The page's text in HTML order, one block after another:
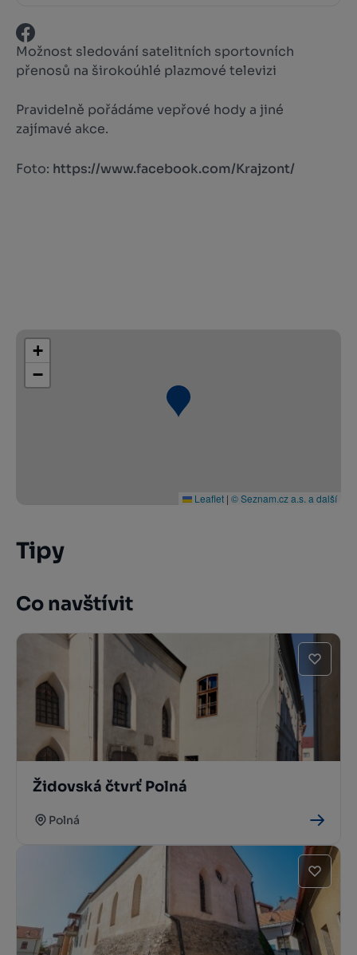
Možnost sledování satelitních sportovních
přenosů na širokoúhlé plazmové televizi
Pravidelně pořádáme vepřové hody a jiné
zajímavé akce.
Foto: https://www.facebook.com/Krajzont/
+
−
Leaflet | © Seznam.cz a.s. a další
Tipy
Co navštívit
Židovská čtvrť Polná
Polná